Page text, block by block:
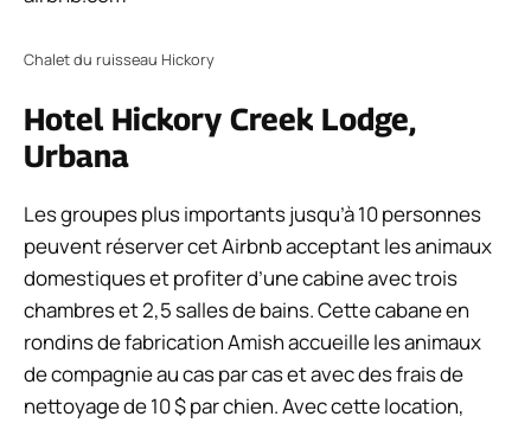
Chalet du ruisseau Hickory
Hotel Hickory Creek Lodge,
Urbana
Les groupes plus importants jusqu’à 10 personnes
peuvent réserver cet Airbnb acceptant les animaux
domestiques et profiter d’une cabine avec trois
chambres et 2,5 salles de bains. Cette cabane en
rondins de fabrication Amish accueille les animaux
de compagnie au cas par cas et avec des frais de
nettoyage de 10 $ par chien. Avec cette location,